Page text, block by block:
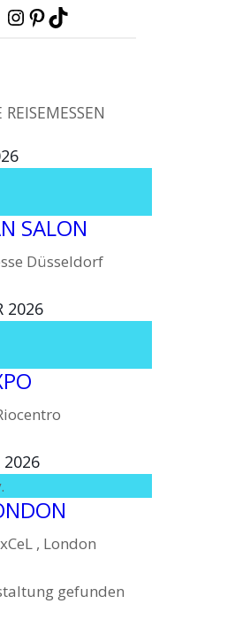
Instagram
Pinterest
TikTok
SALON
Düsseldorf
2026
2026
, London
gefunden